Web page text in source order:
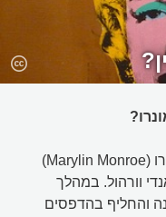
כוכבת הקולנוע המפורסמת מרילין מונרו (Marylin Monroe)
וורהול. במהלך
והחליף בהדפסים